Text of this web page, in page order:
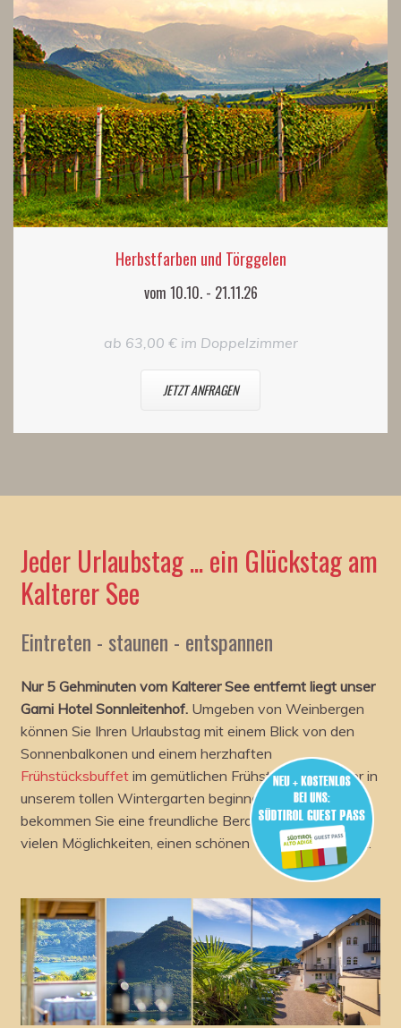
Herbstfarben und Törggelen
vom 10.10. - 21.11.26
ab 63,00 € im Doppelzimmer
JETZT ANFRAGEN
Jeder Urlaubstag ... ein Glückstag am
Kalterer See
Eintreten - staunen - entspannen
Nur 5 Gehminuten vom Kalterer See entfernt liegt unser
Garni Hotel Sonnleitenhof. Umgeben von Weinbergen
können Sie Ihren Urlaubstag mit einem Blick von den
Sonnenbalkonen und einem herzhaften
Frühstücksbuffet im gemütlichen Frühstücksraum oder in
unserem tollen Wintergarten beginnen. Dazu
bekommen Sie eine freundliche Beratung über eine der
vielen Möglichkeiten, einen schönen Tag zu verbringen.